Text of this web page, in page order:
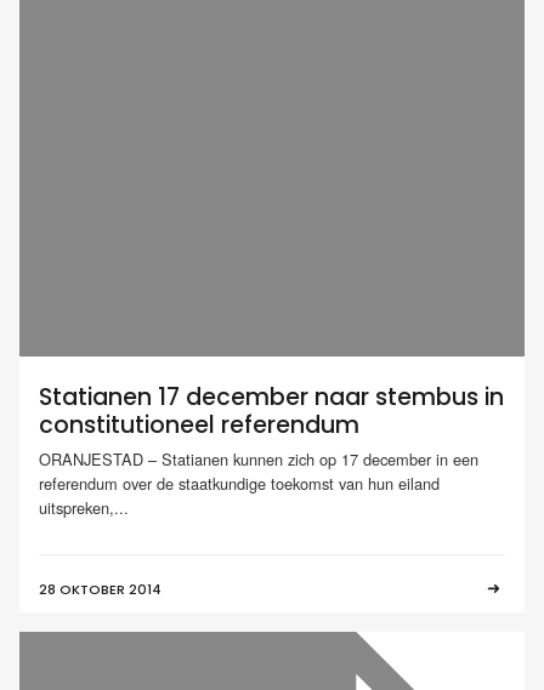
Statianen 17 december naar stembus in
constitutioneel referendum
ORANJESTAD – Statianen kunnen zich op 17 december in een
referendum over de staatkundige toekomst van hun eiland
uitspreken,...
28 OKTOBER 2014